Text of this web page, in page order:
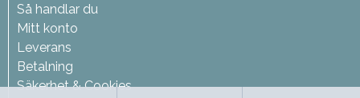
Så handlar du
Mitt konto
Leverans
Betalning
Säkerhet & Cookies